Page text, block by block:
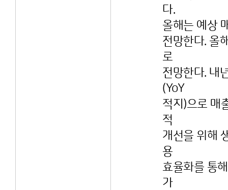
다.
올해는 예상
전망한다. 올
로
전망한다. 내
(YoY
적지)으로 매
적
개선을 위해
용
효율화를 통
가